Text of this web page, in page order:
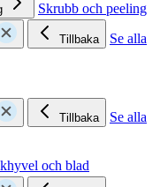
Skrubb och peeling
Tillbaka
Se alla
Tillbaka
Se alla
och blad